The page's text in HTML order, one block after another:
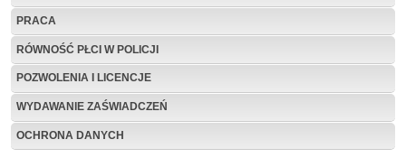
PRACA
RÓWNOŚĆ PŁCI W POLICJI
POZWOLENIA I LICENCJE
WYDAWANIE ZAŚWIADCZEŃ
OCHRONA DANYCH